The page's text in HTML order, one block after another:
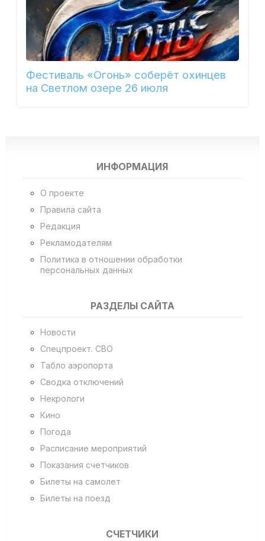
Фестиваль «Огонь» соберёт охинцев
на Светлом озере 26 июля
ИНФОРМАЦИЯ
О проекте
Правила сайта
Редакция
Рекламодателям
Политика в отношении обработки
персональных данных
РАЗДЕЛЫ САЙТА
Новости
Спецпроект. СВО
Табло аэропорта
Сводка отключений
Некрологи
Кино
Погода
Расписание мероприятий
Показания счетчиков
Билеты на самолет
Билеты на поезд
СЧЕТЧИКИ